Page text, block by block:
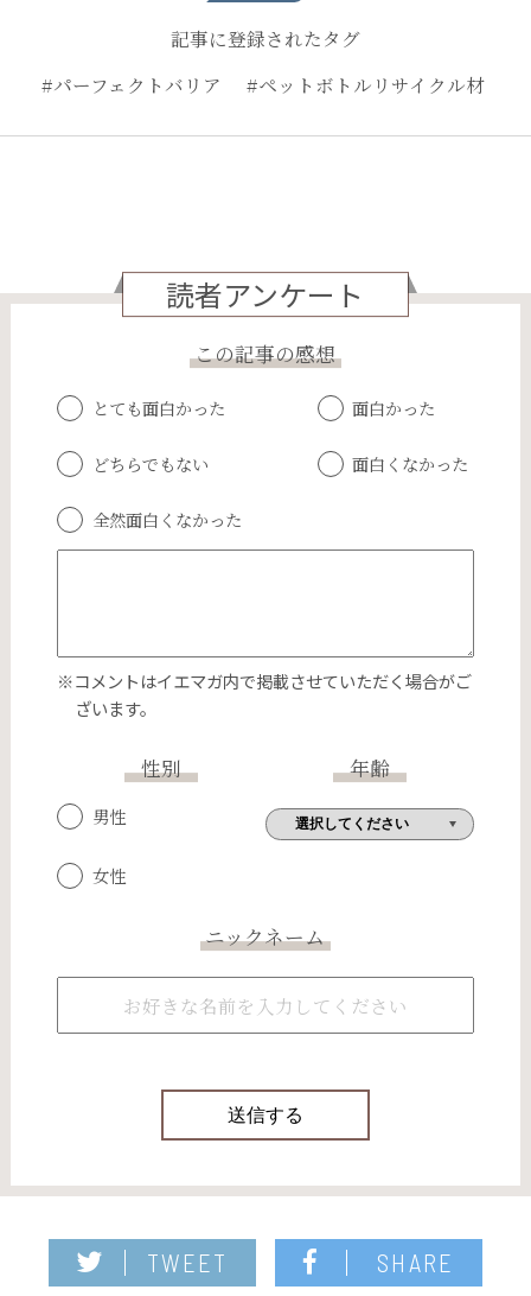
記事に登録されたタグ
#パーフェクトバリア
#ペットボトルリサイクル材
読者アンケート
この記事の感想
とても面白かった 面白かった
どちらでもない 面白くなかった
全然面白くなかった
※コメントはイエマガ内で掲載させていただく場合がご
ざいます。
性別
男性
女性
年齢
ニックネーム
TWEET SHARE